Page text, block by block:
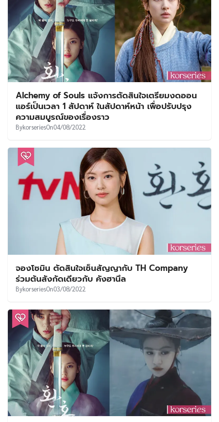
Alchemy of Souls แจ้งการตัดสินใจเตรียมงดออน
แอร์เป็นเวลา 1 สัปดาห์ ในสัปดาห์หน้า เพื่อปรับปรุง
ความสมบูรณ์ของเรื่องราว
BykorseriesOn04/08/2022
จองโซมิน ตัดสินใจเซ็นสัญญากับ TH Company
ร่วมต้นสังกัดเดียวกับ คังฮานึล
BykorseriesOn03/08/2022